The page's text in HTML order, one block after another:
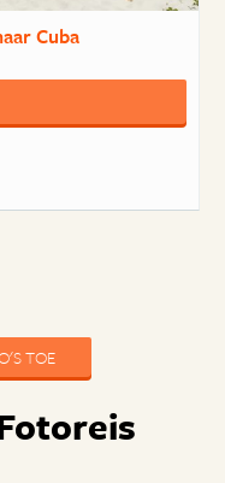
Cuba
TOE